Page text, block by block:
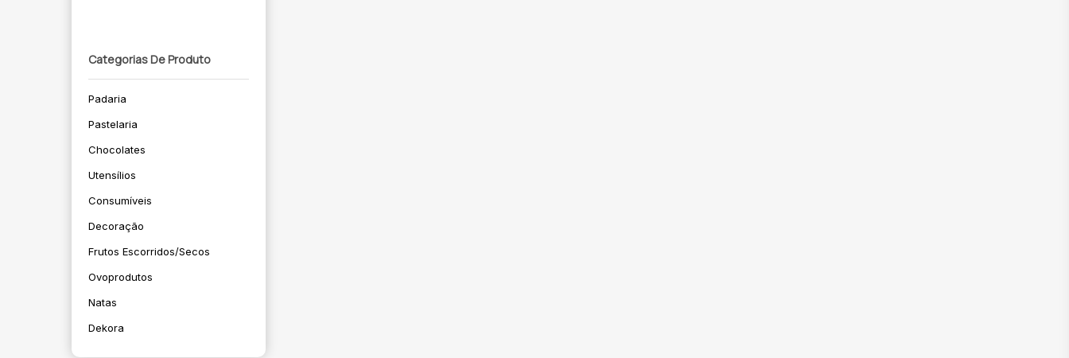
Categorias De Produto
Padaria
Pastelaria
Chocolates
Utensílios
Consumíveis
Decoração
Frutos Escorridos/secos
Ovoprodutos
Natas
Dekora